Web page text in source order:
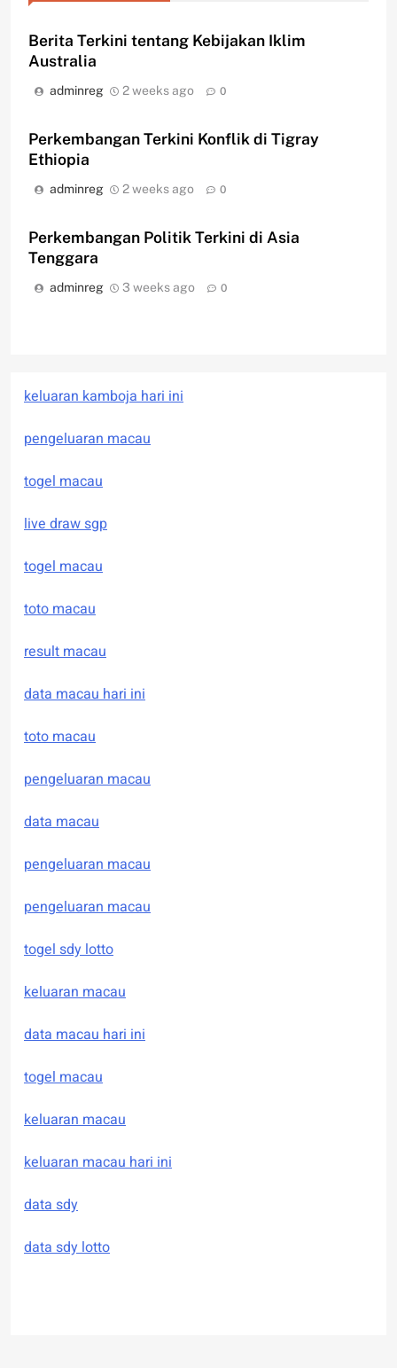
Berita Terkini tentang Kebijakan Iklim
Australia
adminreg 2 weeks ago 0
Perkembangan Terkini Konflik di Tigray
Ethiopia
adminreg 2 weeks ago 0
Perkembangan Politik Terkini di Asia
Tenggara
adminreg 3 weeks ago 0
keluaran kamboja hari ini
pengeluaran macau
togel macau
live draw sgp
togel macau
toto macau
result macau
data macau hari ini
toto macau
pengeluaran macau
data macau
pengeluaran macau
pengeluaran macau
togel sdy lotto
keluaran macau
data macau hari ini
togel macau
keluaran macau
keluaran macau hari ini
data sdy
data sdy lotto